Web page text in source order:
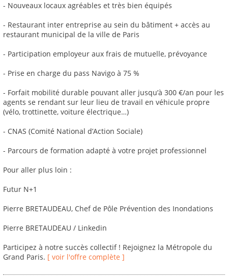
- Nouveaux locaux agréables et très bien équipés
- Restaurant inter entreprise au sein du bâtiment + accès au
restaurant municipal de la ville de Paris
- Participation employeur aux frais de mutuelle, prévoyance
- Prise en charge du pass Navigo à 75 %
- Forfait mobilité durable pouvant aller jusqu’à 300 €/an pour les
agents se rendant sur leur lieu de travail en véhicule propre
(vélo, trottinette, voiture électrique…)
- CNAS (Comité National d’Action Sociale)
- Parcours de formation adapté à votre projet professionnel
Pour aller plus loin :
Futur N+1
Pierre BRETAUDEAU, Chef de Pôle Prévention des Inondations
Pierre BRETAUDEAU / Linkedin
Participez à notre succès collectif ! Rejoignez la Métropole du
Grand Paris. [ voir l'offre complète ]